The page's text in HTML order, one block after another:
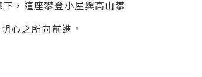
下，這座攀登小屋與高山攀
心之所向前進。